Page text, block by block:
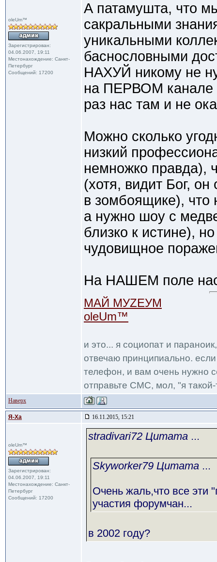
oleUm™
Зарегистрирован:
04.06.2007, 19:11
Местонахождение: Санкт-
Петербург
Сообщений: 17200
А патамушта, что
сакральными
уникальными
баснословными
НАХУЙ никому не
на ПЕРВОМ канале
раз нас там и не
Можно сколько
низкий
немножко правда),
(хотя, видит Бог,
в зомбоящике), что
а нужно шоу с
близко к истине),
чудовищное
На НАШЕМ поле
МАЙ МУZЕУМ
oleUm™
и это... я социопат и
отвечаю принципиально.
телефон, и вам очень нужно
отправьте СМС, мол, "я такой-
Наверх
Я-Ха 16.11.2015, 15:21
oleUm™
Зарегистрирован:
04.06.2007, 19:11
Местонахождение: Санкт-
Петербург
Сообщений: 17200
stradivari72 Цитата ...
Skyworker79 Цитата ...
Очень жаль,что все эти
участия форумчан...
в 2002 году?